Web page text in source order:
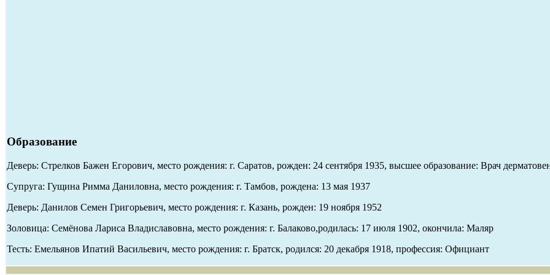
Образование
Деверь: Стрелков Бажен Егорович, место рождения: г. Саратов, рожден: 24 сентября 1935, высшее образование: Врач
Супруга: Гущина Римма Даниловна, место рождения: г. Тамбов, рождена: 13 мая 1937
Деверь: Данилов Семен Григорьевич, место рождения: г. Казань, рожден: 19 ноября 1952
Золовица: Семёнова Лариса Владиславовна, место рождения: г. Балаково,родилась: 17 июля 1902, окончила: Маляр
Тесть: Емельянов Ипатий Васильевич, место рождения: г. Братск, родился: 20 декабря 1918, профессия: Официант